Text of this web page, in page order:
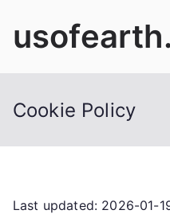
Cookie Policy
Last updated: 2026-01-